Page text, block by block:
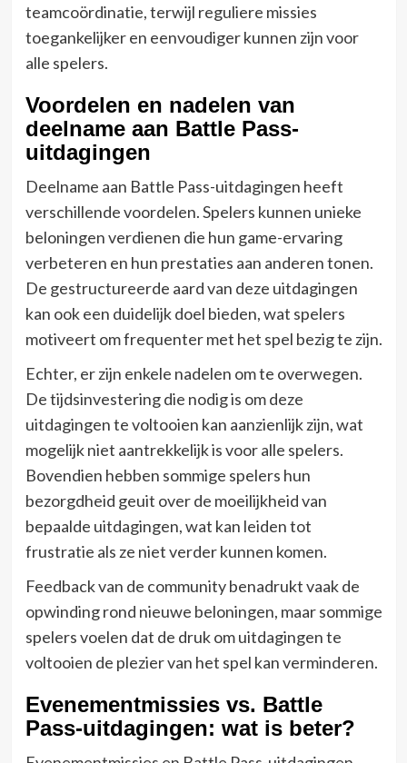
teamcoördinatie, terwijl reguliere missies
toegankelijker en eenvoudiger kunnen zijn voor
alle spelers.
Voordelen en nadelen van
deelname aan Battle Pass-
uitdagingen
Deelname aan Battle Pass-uitdagingen heeft
verschillende voordelen. Spelers kunnen unieke
beloningen verdienen die hun game-ervaring
verbeteren en hun prestaties aan anderen tonen.
De gestructureerde aard van deze uitdagingen
kan ook een duidelijk doel bieden, wat spelers
motiveert om frequenter met het spel bezig te zijn.
Echter, er zijn enkele nadelen om te overwegen.
De tijdsinvestering die nodig is om deze
uitdagingen te voltooien kan aanzienlijk zijn, wat
mogelijk niet aantrekkelijk is voor alle spelers.
Bovendien hebben sommige spelers hun
bezorgdheid geuit over de moeilijkheid van
bepaalde uitdagingen, wat kan leiden tot
frustratie als ze niet verder kunnen komen.
Feedback van de community benadrukt vaak de
opwinding rond nieuwe beloningen, maar sommige
spelers voelen dat de druk om uitdagingen te
voltooien de plezier van het spel kan verminderen.
Evenementmissies vs. Battle
Pass-uitdagingen: wat is beter?